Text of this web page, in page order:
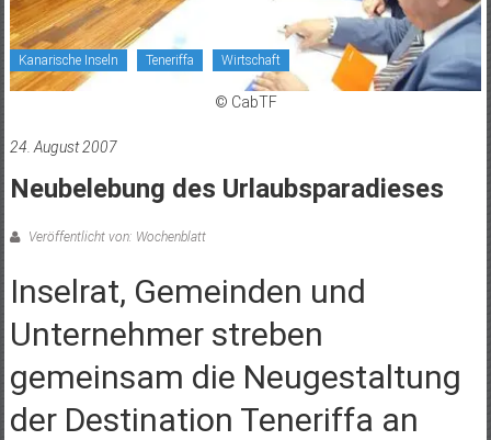
Kanarische Inseln Teneriffa Wirtschaft
© CabTF
24. August 2007
Neubelebung des Urlaubsparadieses
Veröffentlicht von: Wochenblatt
Inselrat, Gemeinden und
Unternehmer streben
gemeinsam die Neugestaltung
der Destination Teneriffa an